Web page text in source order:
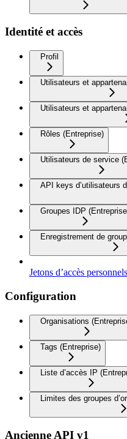
Identité et accès
Profil
Utilisateurs et
Utilisateurs et
Rôles (Entreprise)
Utilisateurs de service
API keys d’utilisateurs
Groupes IDP
Enregistrement de
Jetons d’accès personnels
Configuration
Organisations
Tags (Entreprise)
Liste d’accès IP
Limites des groupes
Ancienne API v1